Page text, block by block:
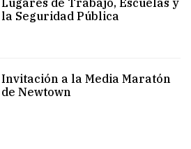
la Seguridad Pública
Invitación a la Media Maratón
de Newtown